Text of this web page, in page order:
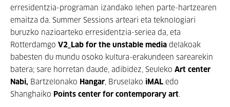
erresidentzia-programan izandako lehen parte-hartzearen
emaitza da. Summer Sessions arteari eta teknologiari
buruzko nazioarteko erresidentzia-seriea da, eta
Rotterdamgo V2_Lab for the unstable media delakoak
babesten du mundu osoko kultura-erakundeen sarearekin
batera; sare horretan daude, adibidez, Seuleko Art center
Nabi, Bartzelonako Hangar, Bruselako iMAL edo
Shanghaiko Points center for contemporary art.